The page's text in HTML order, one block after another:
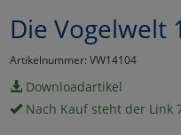
Die Vogelwelt
Artikelnummer: VW14104
Downloadartikel
Nach Kauf steht der Link
Marketing
Umfragetools